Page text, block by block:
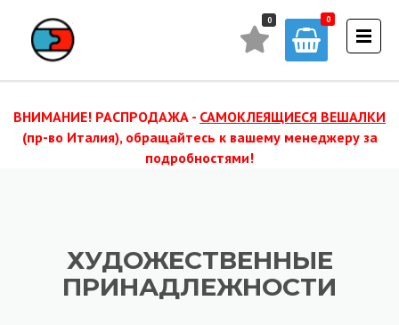
0
ВНИМАНИЕ! РАСПРОДАЖА - САМОКЛЕЯЩИЕСЯ ВЕШАЛКИ
(пр-во Италия), обращайтесь к вашему менеджеру за
подробностями!
ХУДОЖЕСТВЕННЫЕ
ПРИНАДЛЕЖНОСТИ